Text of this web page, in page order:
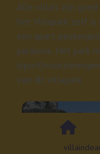
Alle villa's zijn
het Villapark zelf is
een apart
parasols. Het park
van dit villapark.